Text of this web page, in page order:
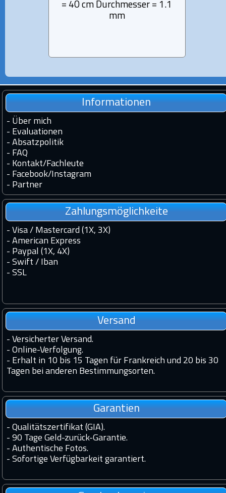
= 40 cm Durchmesser = 1.1
mm
Informationen
- Über mich
- Evaluationen
- Absatzpolitik
- FAQ
- Kontakt/Fachleute
- Facebook/Instagram
- Partner
Zahlungsmöglichkeite
- Visa / Mastercard (1X, 3X)
- American Express
- Paypal (1X, 4X)
- Swift / Iban
- SSL
Versand
- Versicherter Versand.
- Online-Verfolgung.
- Erhalt in 10 bis 15 Tagen für Frankreich und 20 bis 30
Tagen bei anderen Bestimmungsorten.
Garantien
- Qualitätszertifikat (GIA).
- 90 Tage Geld-zurück-Garantie.
- Authentische Fotos.
- Sofortige Verfügbarkeit garantiert.